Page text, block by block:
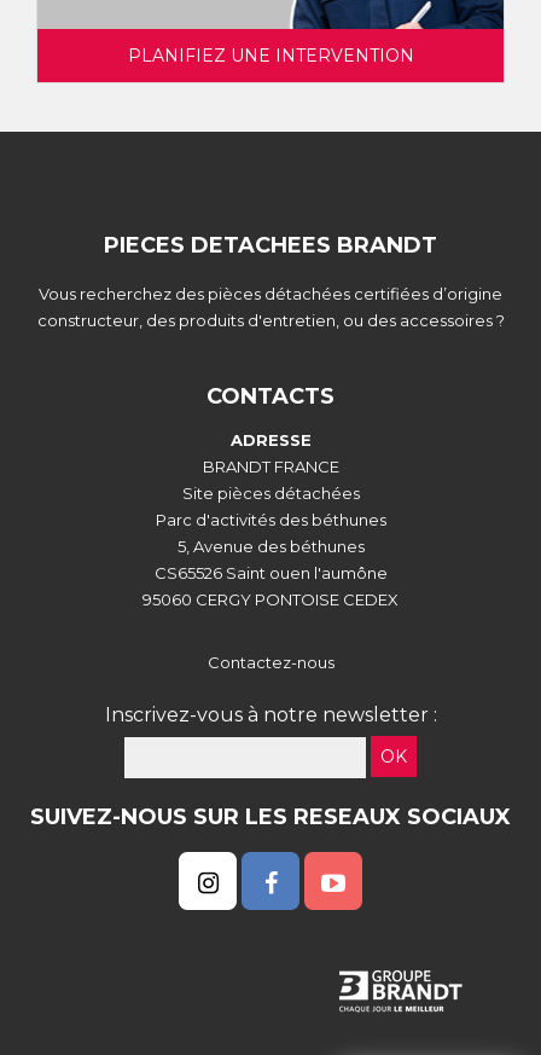
PLANIFIEZ UNE INTERVENTION
PIECES DETACHEES BRANDT
Vous recherchez des pièces détachées certifiées d’origine
constructeur, des produits d'entretien, ou des accessoires ?
CONTACTS
ADRESSE
BRANDT FRANCE
Site pièces détachées
Parc d'activités des béthunes
5, Avenue des béthunes
CS65526 Saint ouen l'aumône
95060 CERGY PONTOISE CEDEX
Contactez-nous
Inscrivez-vous à notre newsletter :
OK
SUIVEZ-NOUS SUR LES RESEAUX SOCIAUX